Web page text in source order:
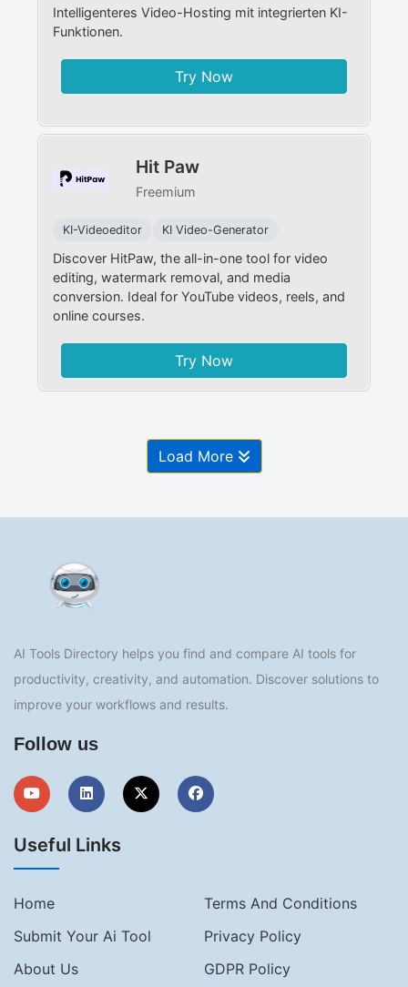
Intelligenteres Video-Hosting mit integrierten KI-
Funktionen.
Try Now
Hit Paw
Freemium
KI-Videoeditor KI Video-Generator
Discover HitPaw, the all-in-one tool for video
editing, watermark removal, and media
conversion. Ideal for YouTube videos, reels, and
online courses.
Try Now
Load More
AI Tools Directory helps you find and compare AI tools for
productivity, creativity, and automation. Discover solutions to
improve your workflows and results.
Follow us
Useful Links
Home
Terms And Conditions
Submit Your Ai Tool
Privacy Policy
About Us
GDPR Policy